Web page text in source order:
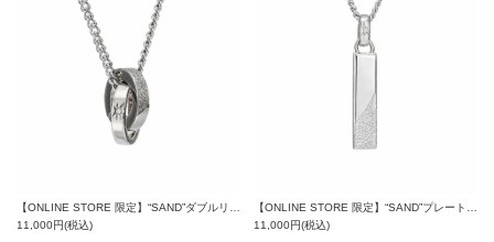
11,000円(税込)
11,000円(税込)